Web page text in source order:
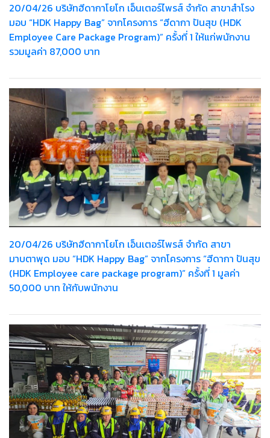
20/04/26 บริษัทฮีดากาโยโก เอ็นเตอร์ไพรส์ จำกัด สาขาสำโรง
มอบ “HDK Happy Bag” จากโครงการ “ฮีดากา ปันสุข (HDK
Employee Care Package Program)” ครั้งที่ 1 ให้แก่พนักงาน
รวมมูลค่า 87,000 บาท
20/04/26 บริษัทฮีดากาโยโก เอ็นเตอร์ไพรส์ จำกัด สาขา
มาบตาพุด มอบ “HDK Happy Bag” จากโครงการ “ฮีดากา ปันสุข
(HDK Employee care package program)” ครั้งที่ 1 มูลค่า
50,000 บาท ให้กับพนักงาน